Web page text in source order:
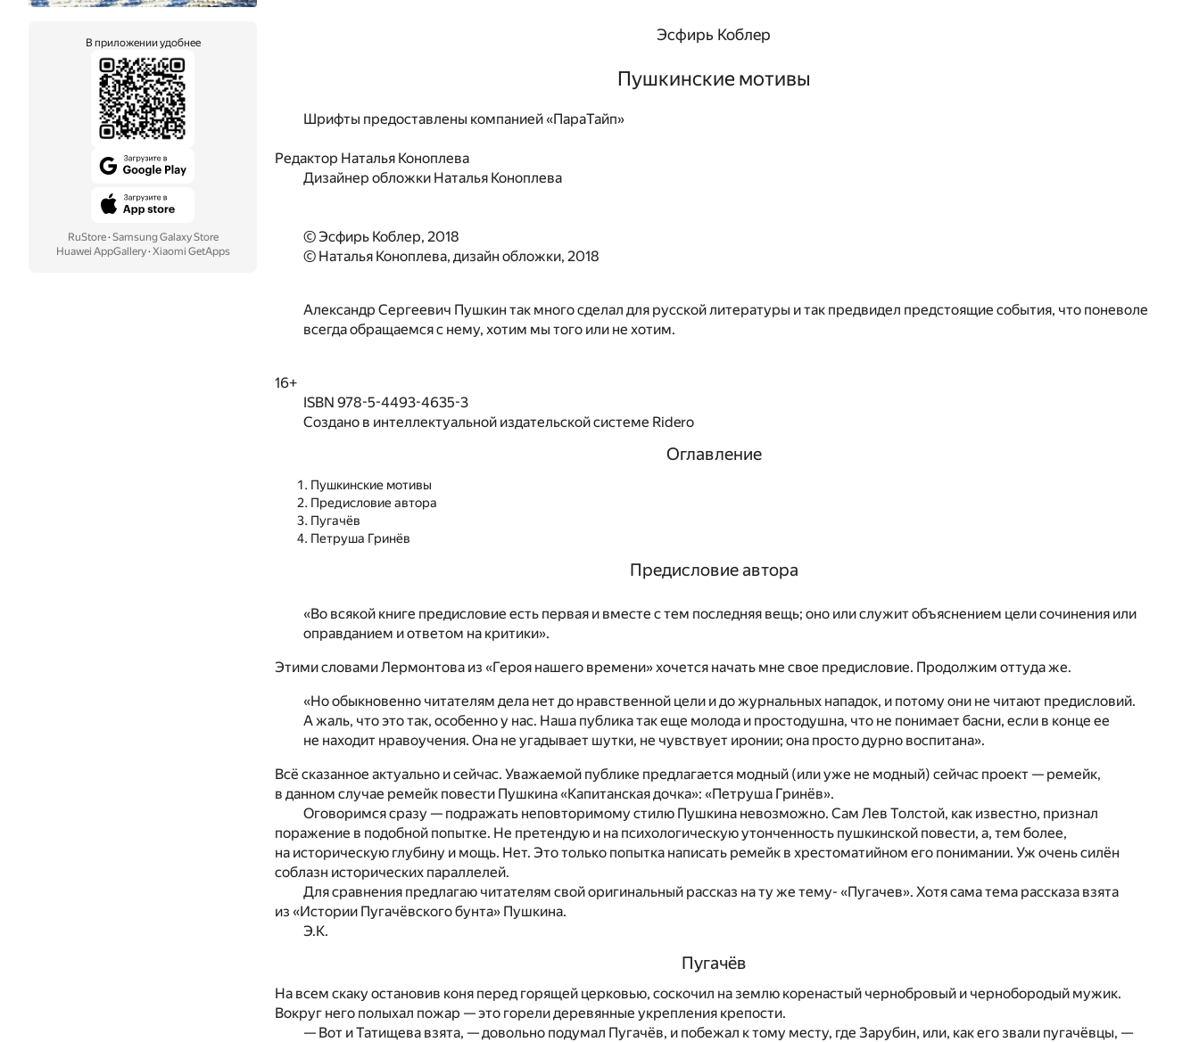
В приложении удобнее
RuStore· Samsung Galaxy Store
Huawei AppGallery· Xiaomi GetApps
Эсфирь Коблер
Пушкинские мотивы
Шрифты предоставлены компанией «ПараТайп»
Редактор Наталья Коноплева
Дизайнер обложки Наталья Коноплева
© Эсфирь Коблер, 2018
© Наталья Коноплева, дизайн обложки, 2018
Александр Сергеевич Пушкин так много сделал для русской литературы и так предвидел предстоящие события, что поневоле
всегда обращаемся с нему, хотим мы того или не хотим.
16+
ISBN 978-5-4493-4635-3
Создано в интеллектуальной издательской системе Ridero
Оглавление
Пушкинские мотивы
Предисловие автора
Пугачёв
Петруша Гринёв
Предисловие автора
«Во всякой книге предисловие есть первая и вместе с тем последняя вещь; оно или служит объяснением цели сочинения или
оправданием и ответом на критики».
Этими словами Лермонтова из «Героя нашего времени» хочется начать мне свое предисловие. Продолжим оттуда же.
«Но обыкновенно читателям дела нет до нравственной цели и до журнальных нападок, и потому они не читают предисловий.
А жаль, что это так, особенно у нас. Наша публика так еще молода и простодушна, что не понимает басни, если в конце ее
не находит нравоучения. Она не угадывает шутки, не чувствует иронии; она просто дурно воспитана».
Всё сказанное актуально и сейчас. Уважаемой публике предлагается модный (или уже не модный) сейчас проект — ремейк,
в данном случае ремейк повести Пушкина «Капитанская дочка»: «Петруша Гринёв».
Оговоримся сразу — подражать неповторимому стилю Пушкина невозможно. Сам Лев Толстой, как известно, признал
поражение в подобной попытке. Не претендую и на психологическую утонченность пушкинской повести, а, тем более,
на историческую глубину и мощь. Нет. Это только попытка написать ремейк в хрестоматийном его понимании. Уж очень силён
соблазн исторических параллелей.
Для сравнения предлагаю читателям свой оригинальный рассказ на ту же тему- «Пугачев». Хотя сама тема рассказа взята
из «Истории Пугачёвского бунта» Пушкина.
Э.К.
Пугачёв
На всем скаку остановив коня перед горящей церковью, соскочил на землю коренастый чернобровый и чернобородый мужик.
Вокруг него полыхал пожар — это горели деревянные укрепления крепости.
— Вот и Татищева взята, — довольно подумал Пугачёв, и побежал к тому месту, где Зарубин, или, как его звали пугачёвцы, —